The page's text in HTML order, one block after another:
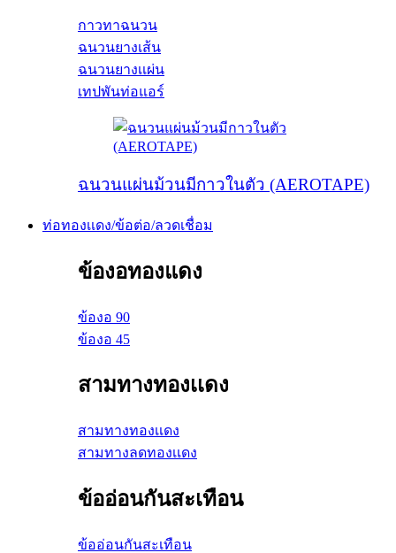
กาวทาฉนวน
ฉนวนยางเส้น
ฉนวนยางเเผ่น
เทปพันท่อแอร์
ฉนวนแผ่นม้วนมีกาวในตัว (AEROTAPE)
ท่อทองเเดง/ข้อต่อ/ลวดเชื่อม
ข้องอทองแดง
ข้องอ 90
ข้องอ 45
สามทางทองเเดง
สามทางทองเเดง
สามทางลดทองเเดง
ข้ออ่อนกันสะเทือน
ข้ออ่อนกันสะเทือน